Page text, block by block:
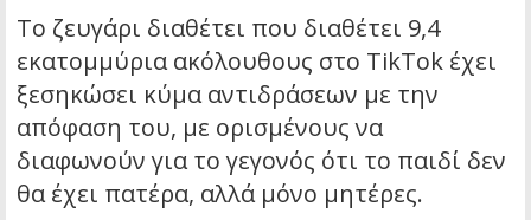
Το ζευγάρι διαθέτει που διαθέτει 9,4
εκατομμύρια ακόλουθους στο TikTok έχει
ξεσηκώσει κύμα αντιδράσεων με την
απόφαση του, με ορισμένους να
διαφωνούν για το γεγονός ότι το παιδί δεν
θα έχει πατέρα, αλλά μόνο μητέρες.